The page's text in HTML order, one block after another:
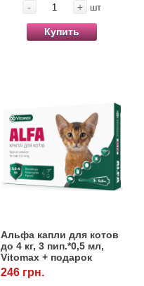
- + шт
Купить
Альфа капли для котов
до 4 кг, 3 пип.*0,5 мл,
Vitomax + подарок
ошейник Black&White 35
см
246 грн.